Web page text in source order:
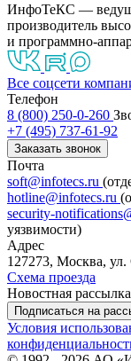
ИнфоТеКС —
производитель
и программно-
Все соцсети
Телефон
8 (800) 250-0-260
+7 (495) 737-61-92
Заказать звонок
Почта
soft@infotecs.ru
hotline@infotecs.ru
security-
уязвимости)
Адрес
127273, Москва, ул.
Схема проезда
Новостная рассылка
Подписаться на
Условия